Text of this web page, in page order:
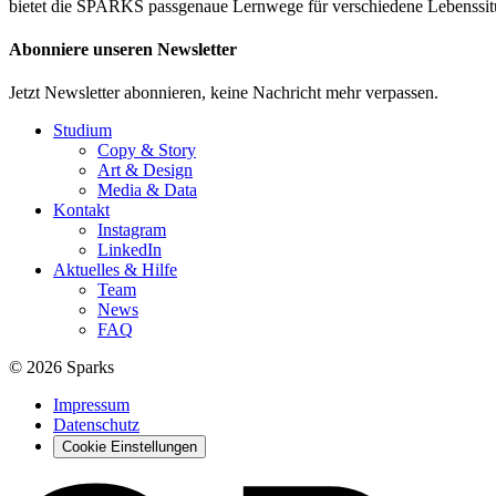
bietet die SPARKS passgenaue Lernwege für verschiedene
Abonniere unseren Newsletter
Jetzt Newsletter abonnieren, keine Nachricht mehr verpassen.
Studium
Copy & Story
Art & Design
Media & Data
Kontakt
Instagram
LinkedIn
Aktuelles & Hilfe
Team
News
FAQ
© 2026 Sparks
Impressum
Datenschutz
Cookie Einstellungen